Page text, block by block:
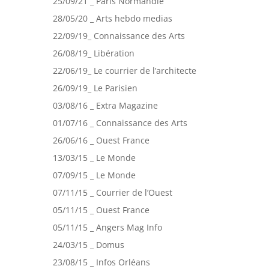
28/05/20 _ Arts hebdo medias
22/09/19_ Connaissance des Arts
26/08/19_ Libération
22/06/19_ Le courrier de l’architecte
26/09/19_ Le Parisien
03/08/16 _ Extra Magazine
01/07/16 _ Connaissance des Arts
26/06/16 _ Ouest France
13/03/15 _ Le Monde
07/09/15 _ Le Monde
07/11/15 _ Courrier de l’Ouest
05/11/15 _ Ouest France
05/11/15 _ Angers Mag Info
24/03/15 _ Domus
23/08/15 _ Infos Orléans